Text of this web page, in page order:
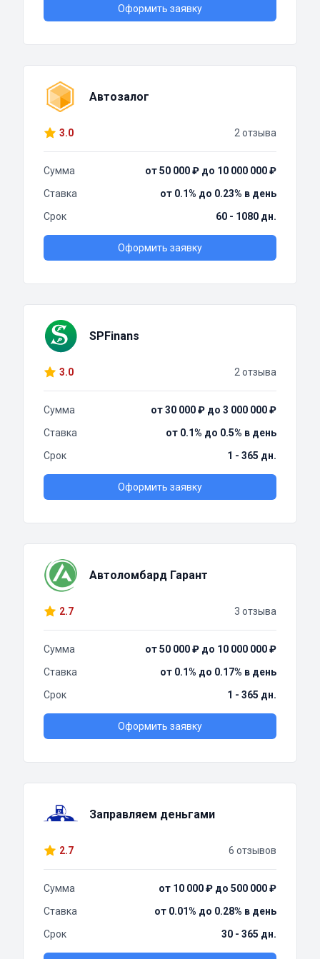
Оформить заявку
Автозалог
3.0 2 отзыва
Сумма
от 50 000 ₽ до 10 000 000 ₽
Ставка
от 0.1% до 0.23% в день
Срок
60 - 1080 дн.
Оформить заявку
SPFinans
3.0 2 отзыва
Сумма
от 30 000 ₽ до 3 000 000 ₽
Ставка
от 0.1% до 0.5% в день
Срок
1 - 365 дн.
Оформить заявку
Автоломбард Гарант
2.7 3 отзыва
Сумма
от 50 000 ₽ до 10 000 000 ₽
Ставка
от 0.1% до 0.17% в день
Срок
1 - 365 дн.
Оформить заявку
Заправляем деньгами
2.7 6 отзывов
Сумма
от 10 000 ₽ до 500 000 ₽
Ставка
от 0.01% до 0.28% в день
Срок
30 - 365 дн.